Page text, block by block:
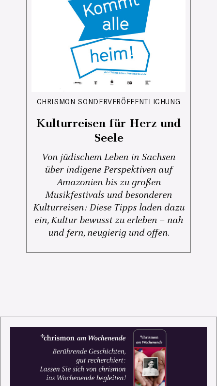
CHRISMON SONDERVERÖFFENTLICHUNG
Kulturreisen für Herz und
Seele
Von jüdischem Leben in Sachsen
über indigene Perspektiven auf
Amazonien bis zu großen
Musikfestivals und besonderen
Kulturreisen: Diese Tipps laden dazu
ein, Kultur bewusst zu erleben – nah
und fern, neugierig und offen.